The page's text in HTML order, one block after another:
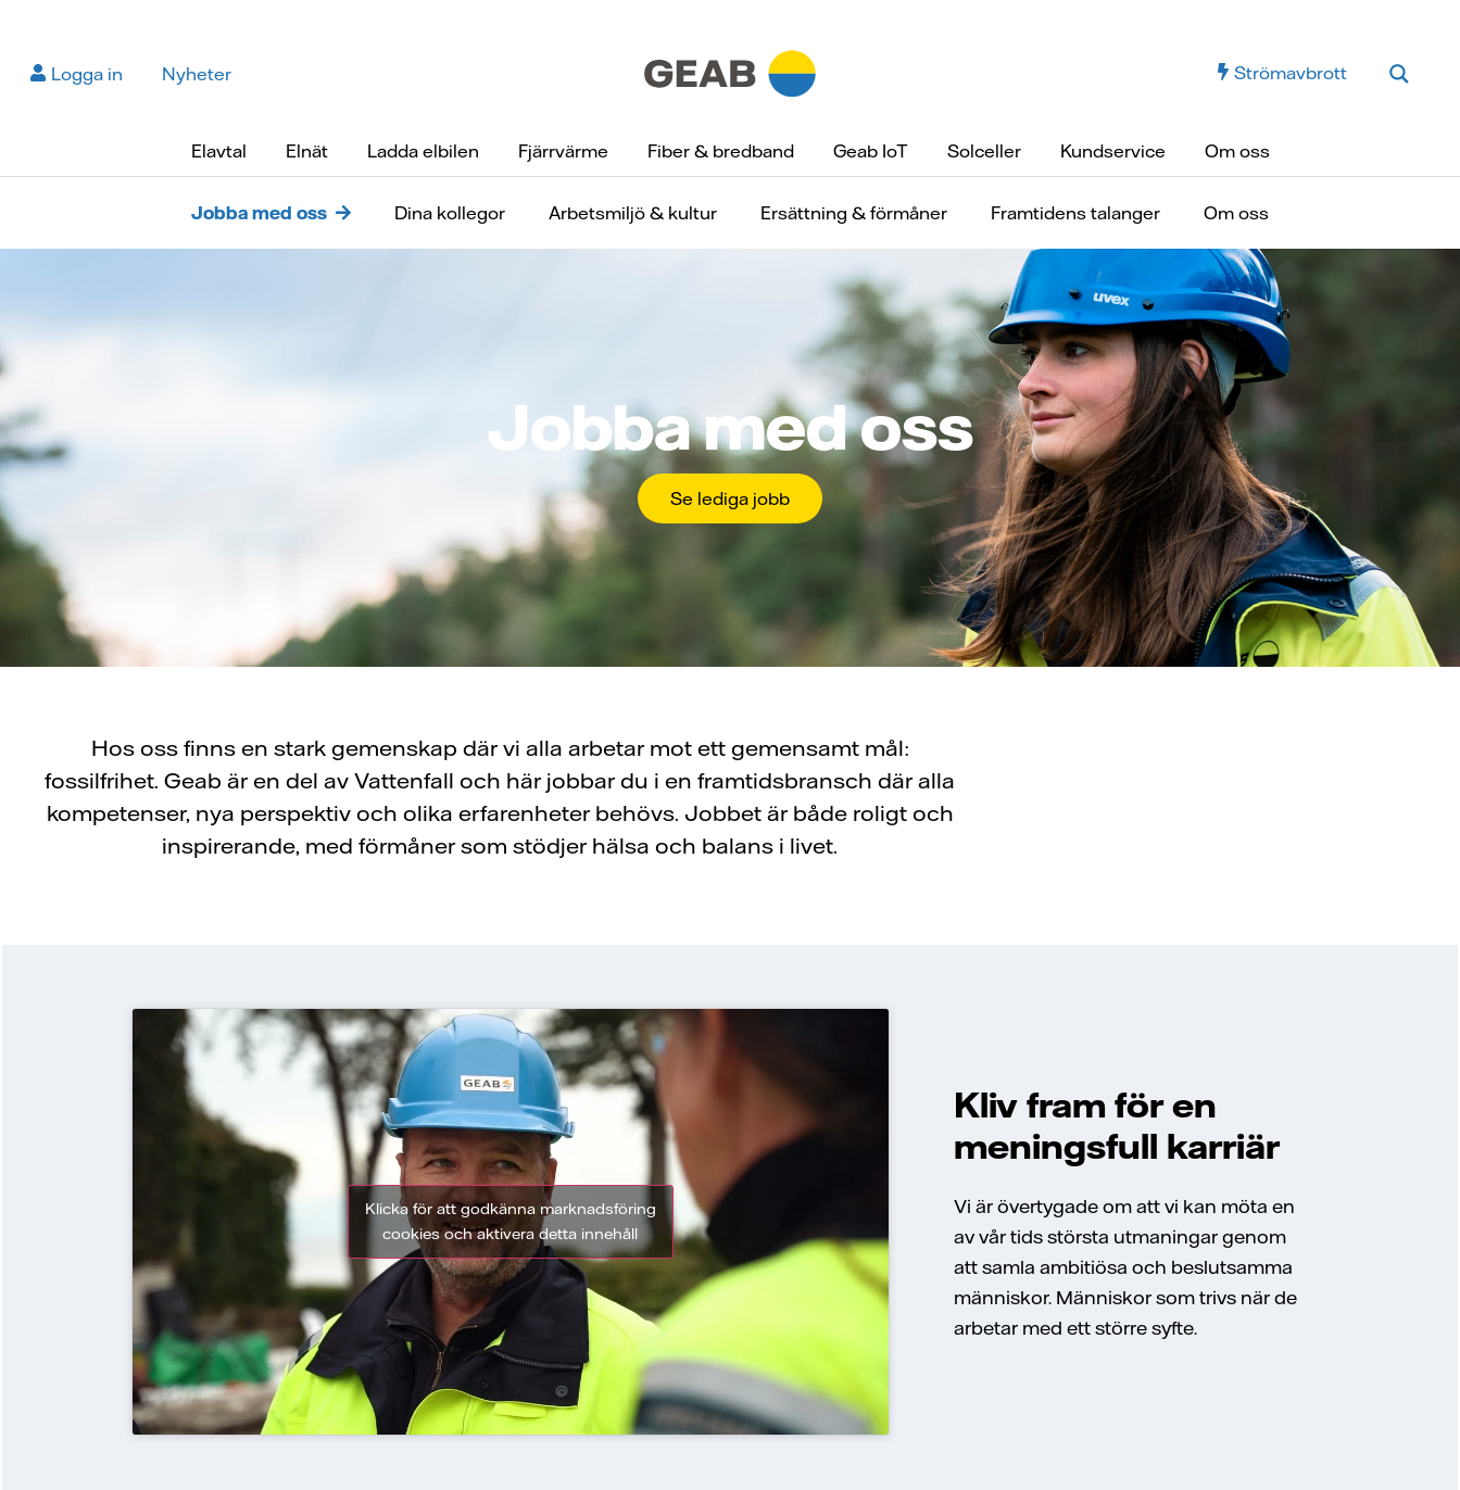
Logga in Nyheter Strömavbrott
Elavtal Elnät Ladda elbilen Fjärrvärme Fiber & bredband Geab IoT Solceller Kundservice Om oss
Jobba med oss Dina kollegor Arbetsmiljö & kultur Ersättning & förmåner Framtidens talanger Om oss
Jobba med oss
Se lediga jobb
Hos oss finns en stark gemenskap där vi alla arbetar mot ett gemensamt mål:
fossilfrihet. Geab är en del av Vattenfall och här jobbar du i en framtidsbransch där alla
kompetenser, nya perspektiv och olika erfarenheter behövs. Jobbet är både roligt och
inspirerande, med förmåner som stödjer hälsa och balans i livet.
Klicka för att godkänna marknadsföring
cookies och aktivera detta innehåll
Kliv fram för en
meningsfull karriär
Vi är övertygade om att vi kan möta en
av vår tids största utmaningar genom
att samla ambitiösa och beslutsamma
människor. Människor som trivs när de
arbetar med ett större syfte.